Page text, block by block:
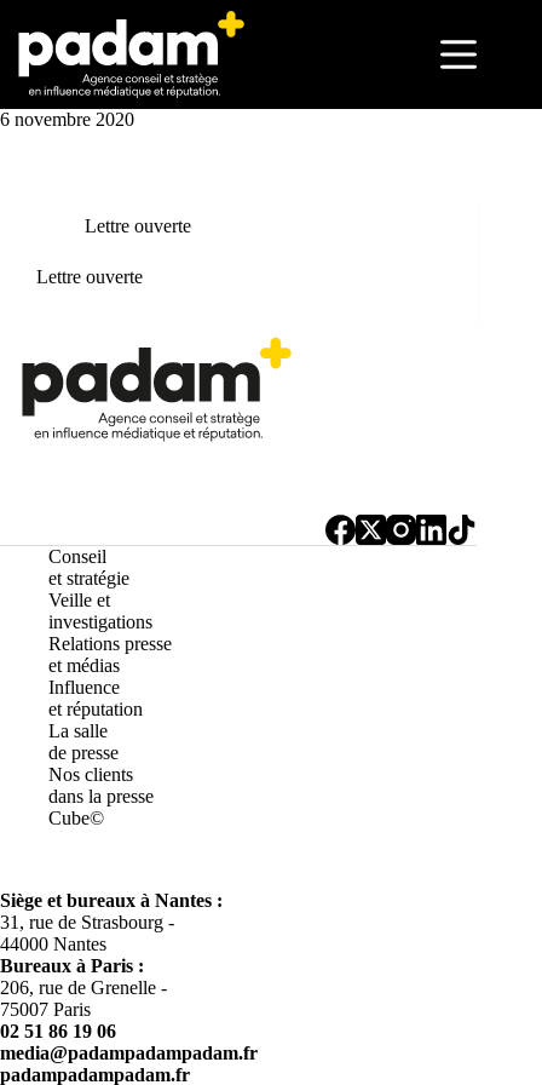
6 novembre 2020
Lettre ouverte
Lettre ouverte
Conseil
et stratégie
Veille et
investigations
Relations presse
et médias
Influence
et réputation
La salle
de presse
Nos clients
dans la presse
Cube©
Siège et bureaux à Nantes :
31, rue de Strasbourg -
44000 Nantes
Bureaux à Paris :
206, rue de Grenelle -
75007 Paris
02 51 86 19 06
media@padampadampadam.fr
padampadampadam.fr